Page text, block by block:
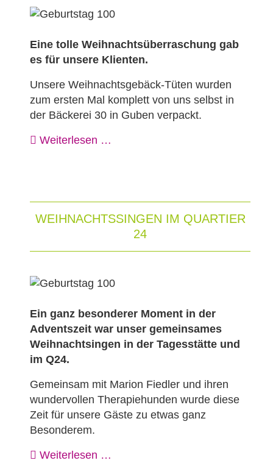
Eine tolle Weihnachtsüberraschung gab
es für unsere Klienten.
Unsere Weihnachtsgebäck-Tüten wurden
zum ersten Mal komplett von uns selbst in
der Bäckerei 30 in Guben verpackt.
Weiterlesen …
WEIHNACHTSSINGEN IM QUARTIER
24
Ein ganz besonderer Moment in der
Adventszeit war unser gemeinsames
Weihnachtsingen in der Tagesstätte und
im Q24.
Gemeinsam mit Marion Fiedler und ihren
wundervollen Therapiehunden wurde diese
Zeit für unsere Gäste zu etwas ganz
Besonderem.
Weiterlesen …